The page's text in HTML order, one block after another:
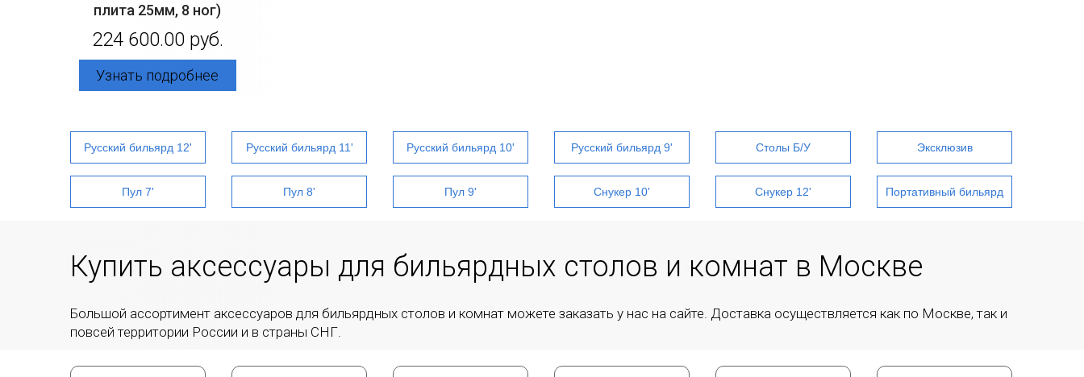
плита 25мм, 8 ног)
224 600.00 руб.
Узнать подробнее
Русский бильярд 12' Русский бильярд 11' Русский бильярд 10' Русский бильярд 9' Столы Б/У Эксклюзив
Пул 7' Пул 8' Пул 9' Снукер 10' Снукер 12' Портативный бильярд
Купить аксессуары для бильярдных столов и комнат в Москве
Большой ассортимент аксессуаров для бильярдных столов и комнат можете заказать у нас на сайте. Доставка осуществляется как по Москве, так и
повсей территории России и в страны СНГ.